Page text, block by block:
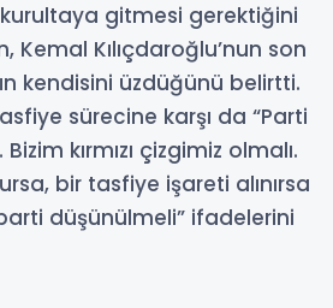
gitmesi gerektiğini
Kemal Kılıçdaroğlu’nun son
kendisini üzdüğünü belirtti.
sürecine karşı da “Parti
kırmızı çizgimiz olmalı.
bir tasfiye işareti alınırsa
düşünülmeli” ifadelerini